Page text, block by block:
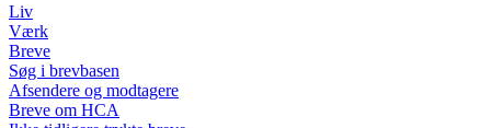
Liv
Værk
Breve
Søg i brevbasen
Afsendere og modtagere
Breve om HCA